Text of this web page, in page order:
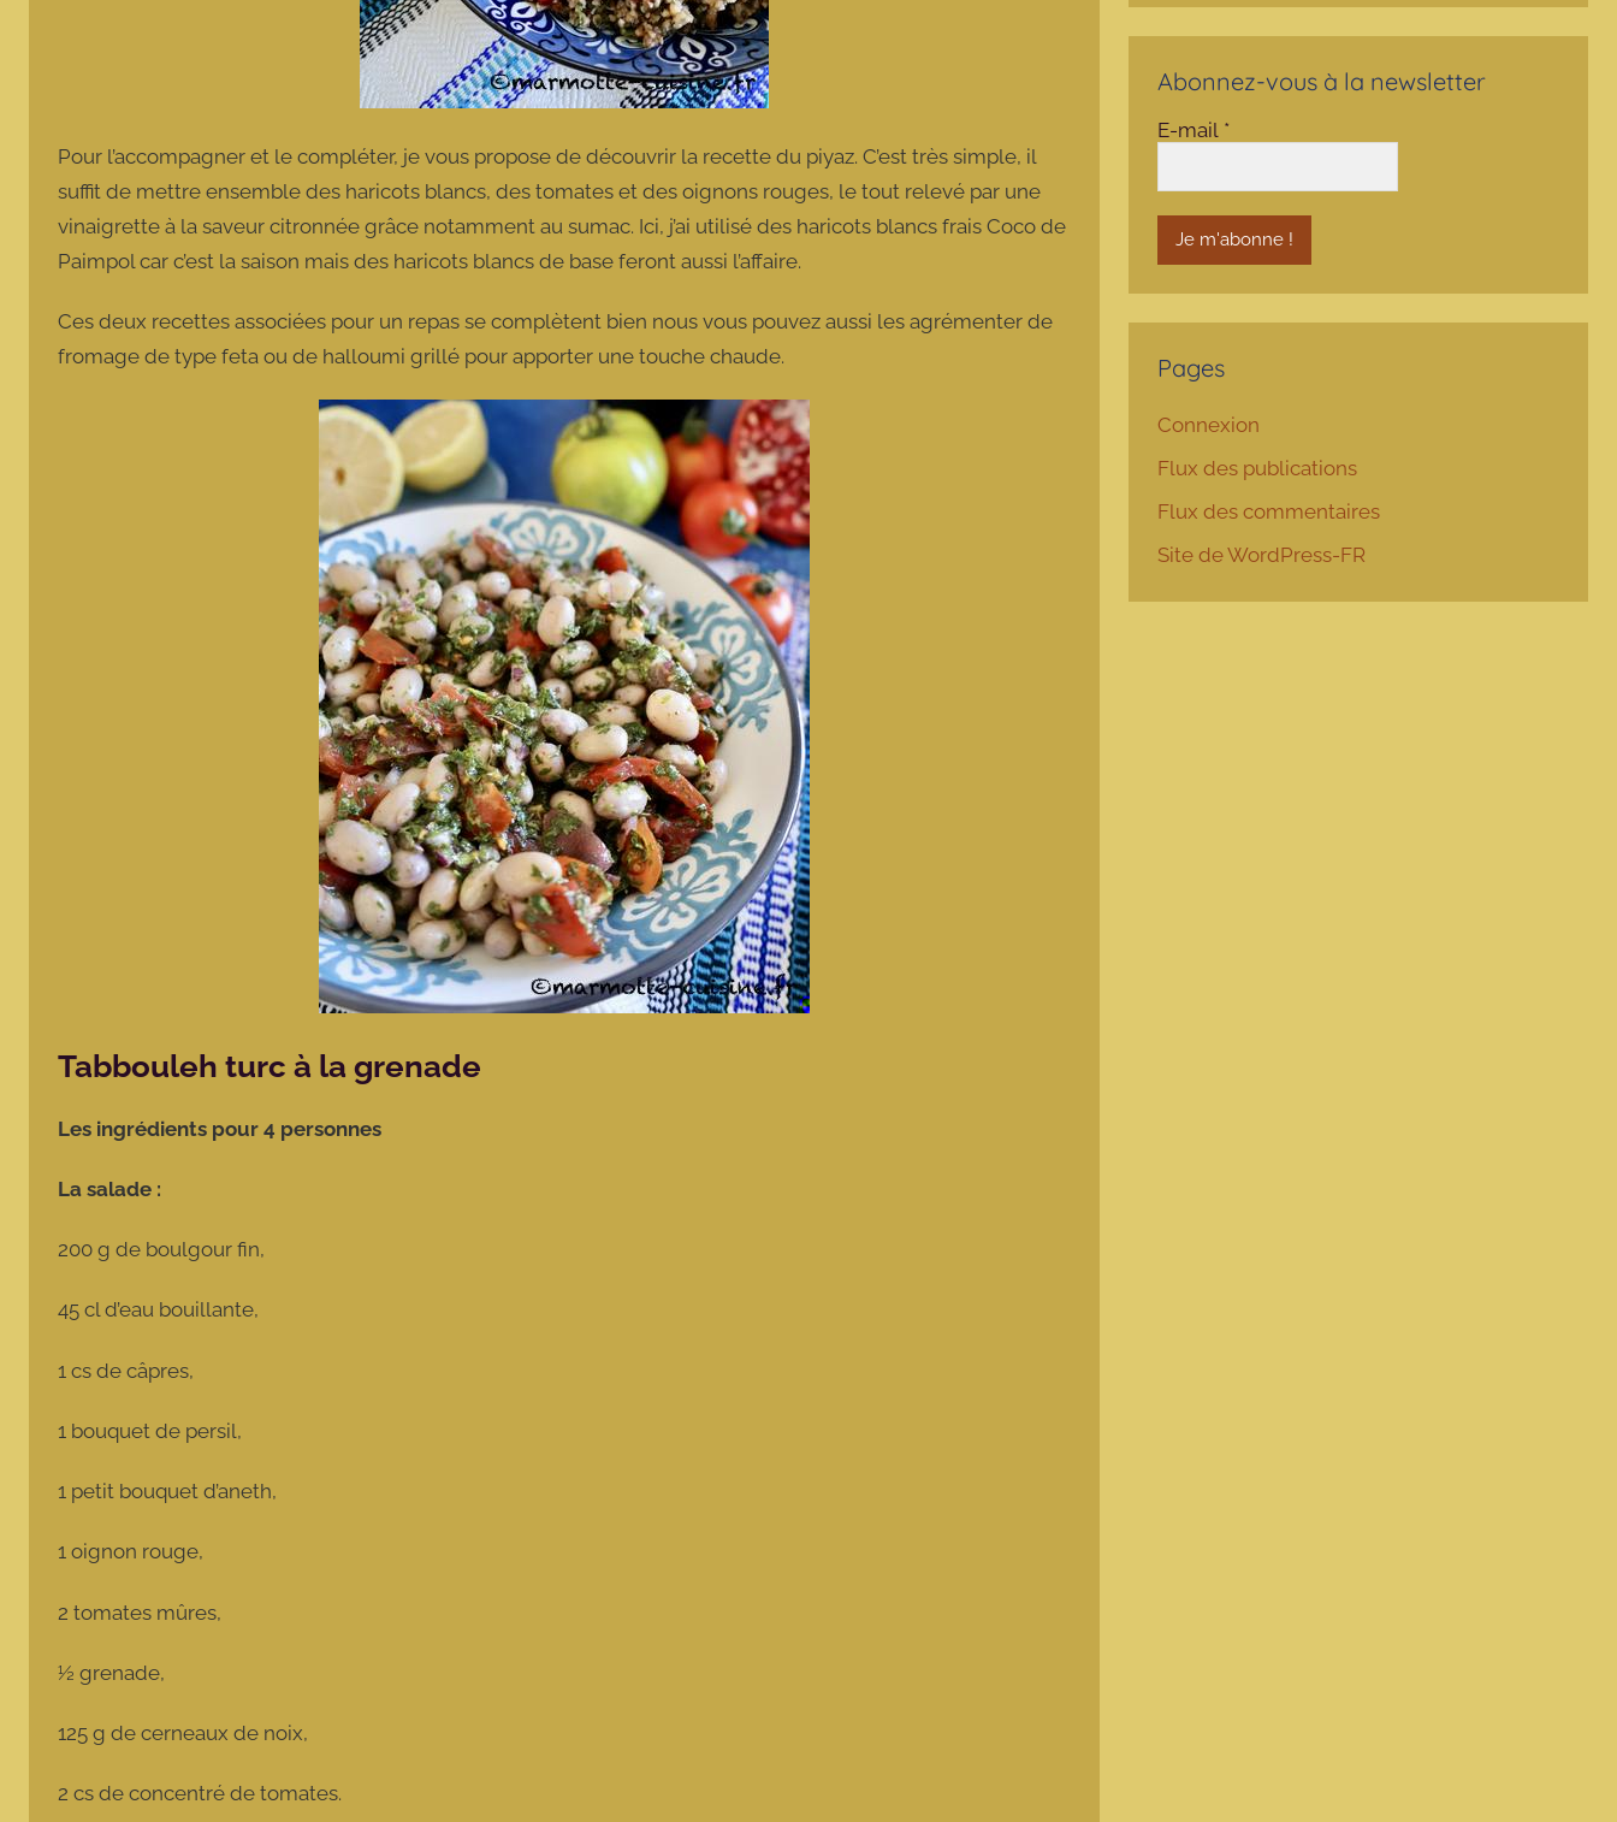
Pour l’accompagner et le compléter, je vous propose de découvrir la recette du piyaz. C’est très simple, il
suffit de mettre ensemble des haricots blancs, des tomates et des oignons rouges, le tout relevé par une
vinaigrette à la saveur citronnée grâce notamment au sumac. Ici, j’ai utilisé des haricots blancs frais Coco de
Paimpol car c’est la saison mais des haricots blancs de base feront aussi l’affaire.
Ces deux recettes associées pour un repas se complètent bien nous vous pouvez aussi les agrémenter de
fromage de type feta ou de halloumi grillé pour apporter une touche chaude.
Tabbouleh turc à la grenade
Les ingrédients pour 4 personnes
La salade :
200 g de boulgour fin,
45 cl d’eau bouillante,
1 cs de câpres,
1 bouquet de persil,
1 petit bouquet d’aneth,
1 oignon rouge,
2 tomates mûres,
½ grenade,
125 g de cerneaux de noix,
2 cs de concentré de tomates.
Abonnez-vous à la newsletter
E-mail *
Pages
Connexion
Flux des publications
Flux des commentaires
Site de WordPress-FR